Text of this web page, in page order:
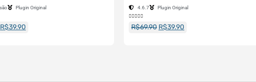
Plugin Original
R$39.90
4.6.7
Plugin Original

R$69.90 R$39.90